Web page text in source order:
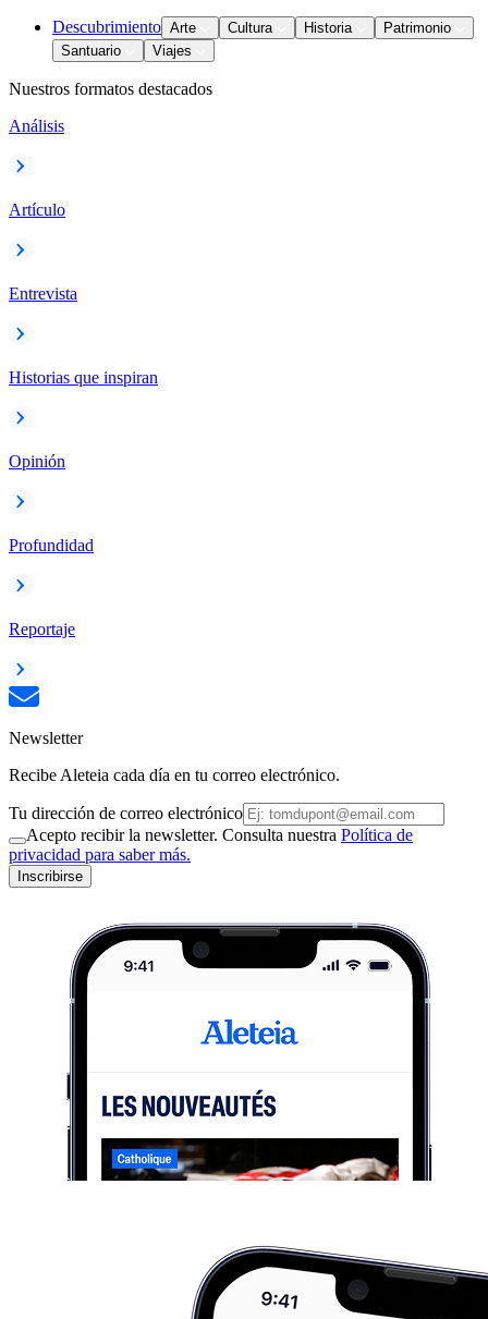
Descubrimiento Arte Cultura Historia
Patrimonio
Santuario
Viajes
Nuestros formatos destacados
Análisis
Artículo
Entrevista
Historias que inspiran
Opinión
Profundidad
Reportaje
Newsletter
Recibe Aleteia cada día en tu correo electrónico.
Tu dirección de correo electrónico
Acepto recibir la newsletter. Consulta nuestra Política de
privacidad para saber más.
Inscribirse